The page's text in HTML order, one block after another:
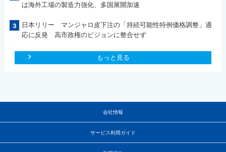
は海外工場の製造力強化、多国展開加速
3
日本リリー マンジャロ皮下注の「持続可能性特例価格調整」適
応に反発 高市政権のビジョンに整合せず
もっと見る
会社情報
サービス利用ガイド